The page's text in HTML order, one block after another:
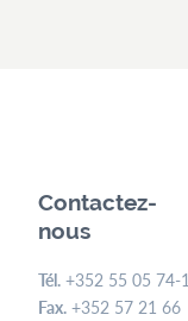
Contactez-
nous
Tél. +352 55 05 74-1
Fax. +352 57 21 66